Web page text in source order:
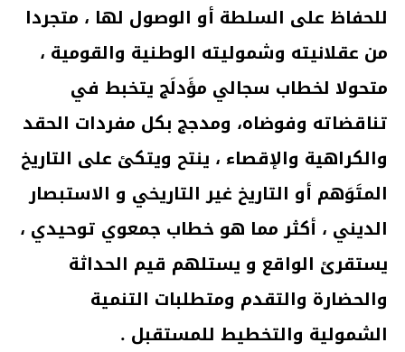
للحفاظ على السلطة أو الوصول لها ، متجردا
من عقلانيته وشموليته الوطنية والقومية ،
متحولا لخطاب سجالي مؤَدلَج يتخبط في
تناقضاته وفوضاه، ومدجج بكل مفردات الحقد
والكراهية والإقصاء ، ينتح ويتكئ على التاريخ
المتَوَهم أو التاريخ غير التاريخي و الاستبصار
الديني ، أكثر مما هو خطاب جمعوي توحيدي ،
يستقرئ الواقع و يستلهم قيم الحداثة
والحضارة والتقدم ومتطلبات التنمية
الشمولية والتخطيط للمستقبل .